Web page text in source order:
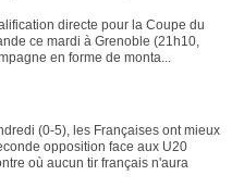
directe pour la Coupe du
ce mardi à Grenoble (21h10,
en forme de monta...
(0-5), les Françaises ont mieux
opposition face aux U20
où aucun tir français n'aura